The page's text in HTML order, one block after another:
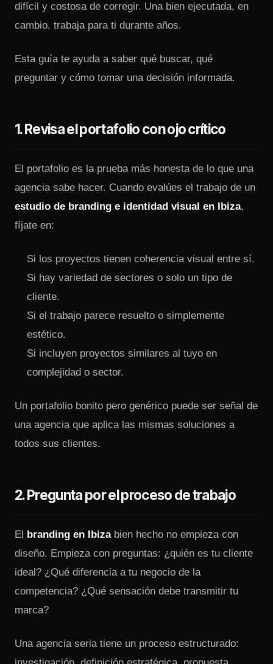
difícil y costosa de corregir. Una bien ejecutada, en
cambio, trabaja para ti durante años.
Esta guía te ayuda a saber qué buscar, qué
preguntar y cómo tomar una decisión informada.
1. Revisa el portafolio con ojo crítico
El portafolio es la prueba más honesta de lo que una
agencia sabe hacer. Cuando evalúes el trabajo de un
estudio de branding e identidad visual en Ibiza,
fíjate en:
Si los proyectos tienen coherencia visual entre sí.
Si hay variedad de sectores o solo un tipo de
cliente.
Si el trabajo parece resuelto o simplemente
estético.
Si incluyen proyectos similares al tuyo en
complejidad o sector.
Un portafolio bonito pero genérico puede ser señal de
una agencia que aplica las mismas soluciones a
todos sus clientes.
2. Pregunta por el proceso de trabajo
El branding en Ibizabien hecho no empieza con
diseño. Empieza con preguntas: ¿quién es tu cliente
ideal? ¿Qué diferencia a tu negocio de la
competencia? ¿Qué sensación debe transmitir tu
marca?
Una agencia seria tiene un proceso estructurado: